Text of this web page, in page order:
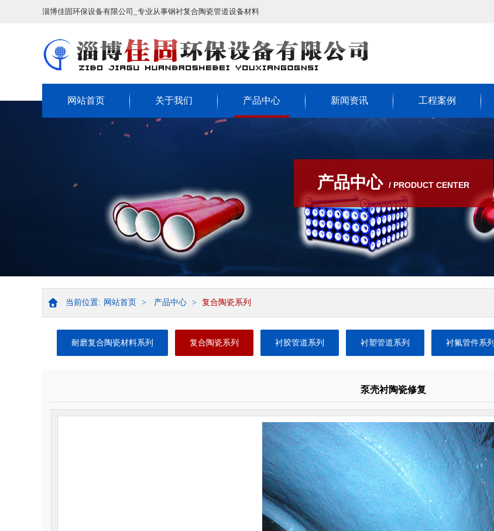
淄博佳固环保设备有限公司_专业从事钢衬复合陶瓷管道设备材料
网站首页 关于我们 产品中心 新闻资讯 工程案例
产品中心 / PRODUCT CENTER
当前位置: 网站首页 > 产品中心 > 复合陶瓷系列
耐磨复合陶瓷材料系列 复合陶瓷系列 衬胶管道系列 衬塑管道系列 衬氟管件系列
泵壳衬陶瓷修复